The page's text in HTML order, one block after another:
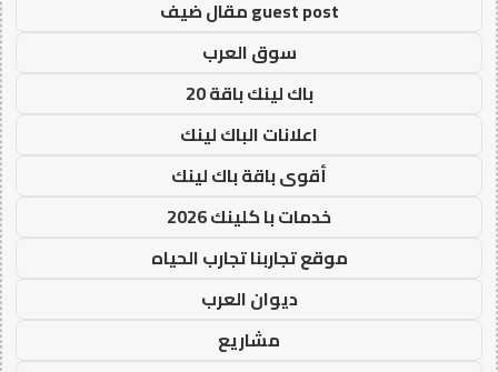
guest post مقال ضيف
سوق العرب
باك لينك باقة 20
اعلانات الباك لينك
أقوى باقة باك لينك
خدمات با كلينك 2026
موقع تجاربنا تجارب الحياه
ديوان العرب
مشاريع